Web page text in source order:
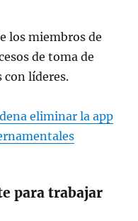
los miembros de
de toma de
líderes.
eliminar la app
para trabajar